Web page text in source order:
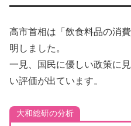
高市首相は「飲食料品の消
明しました。
一見、国民に優しい政策に
い評価が出ています。
大和総研の分析